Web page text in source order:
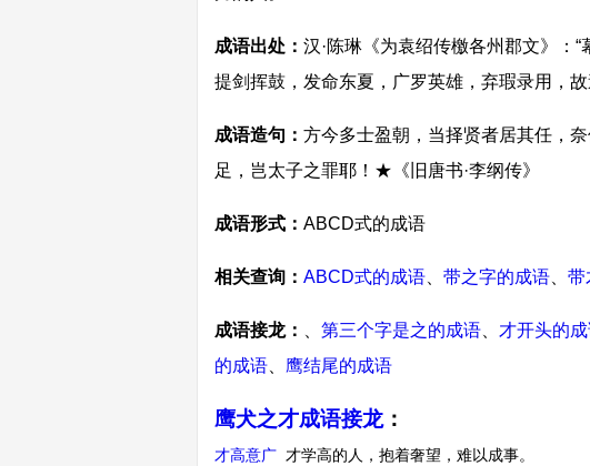
成语出处： 汉·陈琳《为袁绍传檄各州郡文》：
提剑挥鼓，发命东夏，广罗英雄，弃瑕录用，
成语造句： 方今多士盈朝，当择贤者居其任，
足，岂太子之罪耶！★《旧唐书·李纲传》
成语形式： ABCD式的成语
相关查询： ABCD式的成语 带之字的成语 带
成语接龙： 第三个字是之的成语 才开头的
的成语
鹰结尾的成语
鹰犬之才成语接龙：
才高意广 才学高的人，抱着奢望，难以成事。